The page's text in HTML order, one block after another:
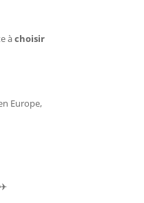
àchoisir
Europe,